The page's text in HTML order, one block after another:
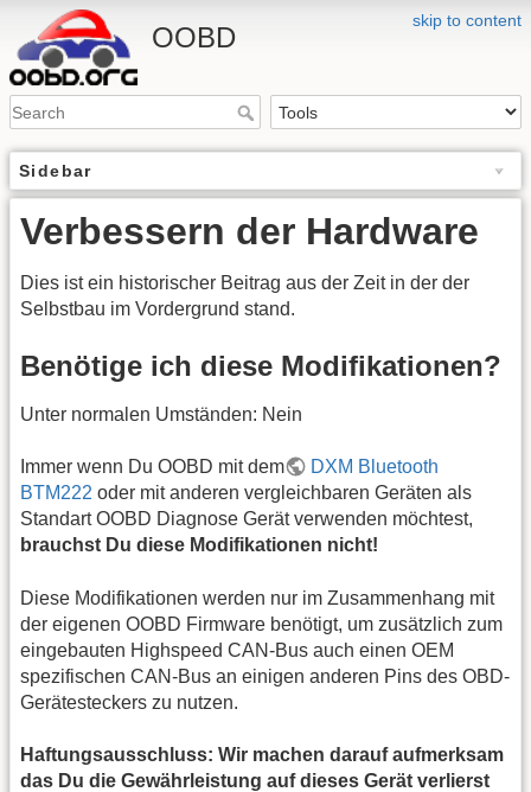
skip to content
OOBD
Sidebar
Verbessern der Hardware
Dies ist ein historischer Beitrag aus der Zeit in der der
Selbstbau im Vordergrund stand.
Benötige ich diese Modifikationen?
Unter normalen Umständen: Nein
Immer wenn Du OOBD mit dem
DXM Bluetooth
BTM222 oder mit anderen vergleichbaren Geräten als
Standart OOBD Diagnose Gerät verwenden möchtest,
brauchst Du diese Modifikationen nicht!
Diese Modifikationen werden nur im Zusammenhang mit
der eigenen OOBD Firmware benötigt, um zusätzlich zum
eingebauten Highspeed CAN-Bus auch einen OEM
spezifischen CAN-Bus an einigen anderen Pins des OBD-
Gerätesteckers zu nutzen.
Haftungsausschluss: Wir machen darauf aufmerksam
das Du die Gewährleistung auf dieses Gerät verlierst